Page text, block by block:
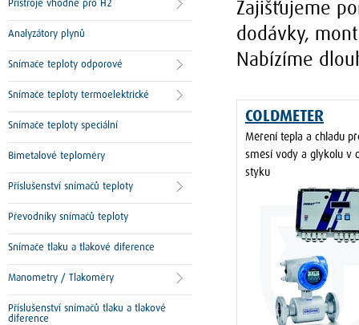
Zajišťujeme
dodávky,
Nabízíme
COLDMETER
Měření tepla a chladu
směsí vody a glykolu v
styku
Přístroje vhodné pro H2
Analyzátory plynů
Snímače teploty odporové
Snímače teploty termoelektrické
Snímače teploty speciální
Bimetalové teploměry
Příslušenství snímačů teploty
Převodníky snímačů teploty
Snímače tlaku a tlakové diference
Manometry / Tlakoměry
Příslušenství snímačů tlaku a tlakové
diference